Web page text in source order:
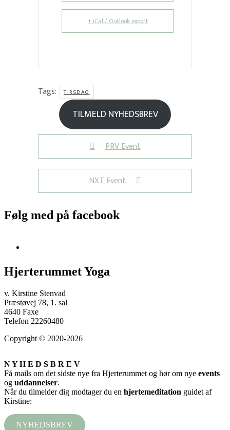
+ iCal / Outlook export
Tags: TIRSDAG
TILMELD NYHEDSBREV
PRV Event
NXT Event
Følg med på facebook
Hjerterummet Yoga
v. Kirstine Stenvad
Præstøvej 78, 1. sal
4640 Faxe
Telefon 22260480
Copyright © 2020-2026
N Y H E D S B R E V
Få mails om det sidste nye fra Hjerterummet og hør om nye events
og uddannelser.
Når du tilmelder dig modtager du en hjertemeditation guidet af
Kirstine:
NYHEDSBREV